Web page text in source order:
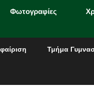
Φωτογραφίες
Τμήμα